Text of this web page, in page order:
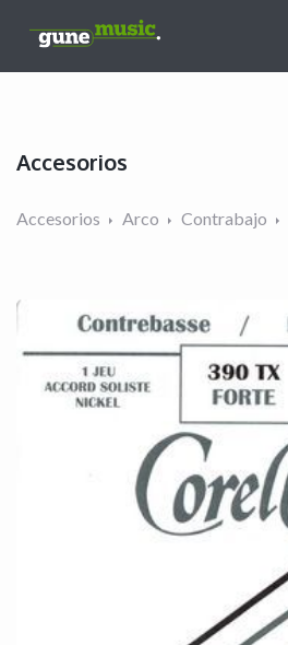
Accesorios
Accesorios Arco Contrabajo